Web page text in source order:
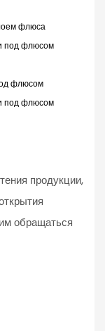
флюса
под флюсом
флюсом
под флюсом
продукции,
обращаться